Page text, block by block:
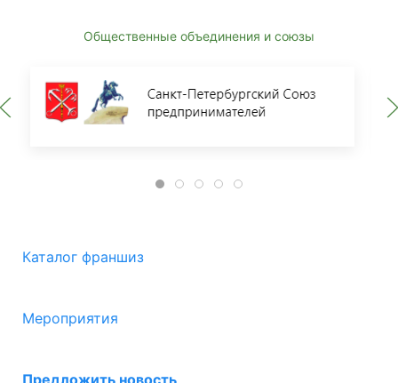
Общественные объединения и союзы
Каталог франшиз
Мероприятия